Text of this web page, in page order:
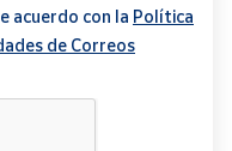
acuerdo con la Política
de Correos